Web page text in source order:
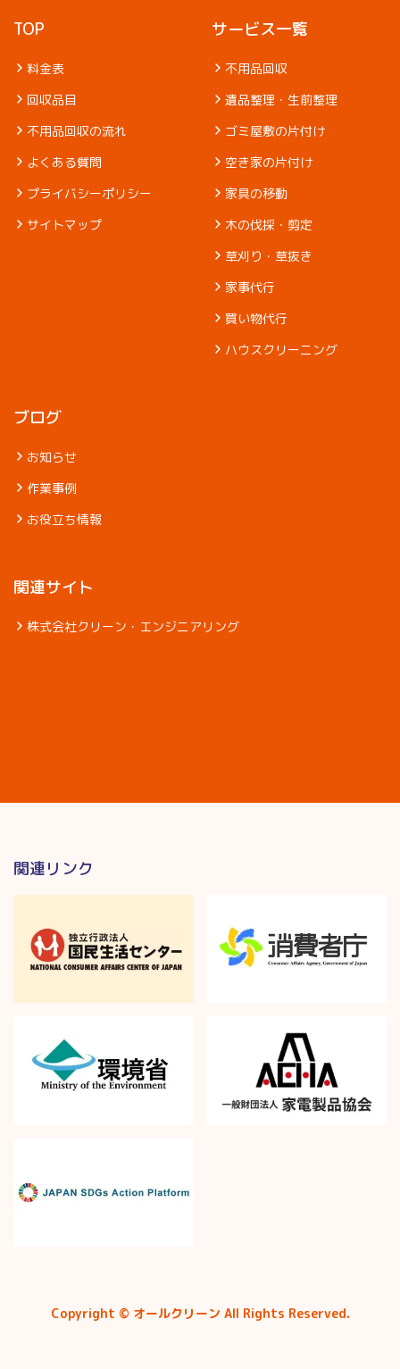
TOP
料金表
回収品目
不用品回収の流れ
よくある質問
プライバシーポリシー
サイトマップ
サービス一覧
不用品回収
遺品整理・生前整理
ゴミ屋敷の片付け
空き家の片付け
家具の移動
木の伐採・剪定
草刈り・草抜き
家事代行
買い物代行
ハウスクリーニング
ブログ
お知らせ
作業事例
お役立ち情報
関連サイト
株式会社クリーン・エンジニアリング
関連リンク
Copyright © オールクリーン All Rights Reserved.